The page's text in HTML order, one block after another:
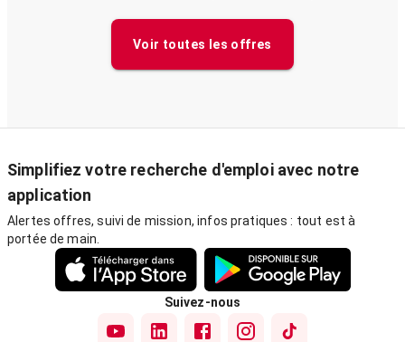
Voir toutes les offres
Simplifiez votre recherche d'emploi avec notre
application
Alertes offres, suivi de mission, infos pratiques : tout est à
portée de main.
Suivez-nous